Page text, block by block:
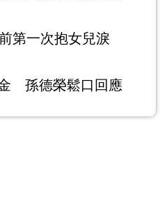
第一次抱女兒淚
孫德榮鬆口回應